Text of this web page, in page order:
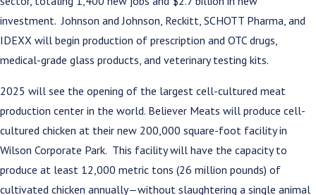
investment. Johnson and Johnson, Reckitt, SCHOTT Pharma, and
IDEXX will begin production of prescription and OTC drugs,
medical-grade glass products, and veterinary testing kits.
2025 will see the opening of the largest cell-cultured meat
production center in the world. Believer Meats will produce cell-
cultured chicken at their new 200,000 square-foot facility in
Wilson Corporate Park. This facility will have the capacity to
produce at least 12,000 metric tons (26 million pounds) of
cultivated chicken annually—without slaughtering a single animal